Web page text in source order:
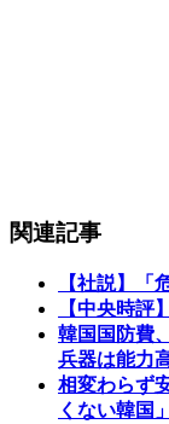
関連記事
【社説】「
【中央時評
韓国国防費
兵器は能力
相変わらず
くない韓国」